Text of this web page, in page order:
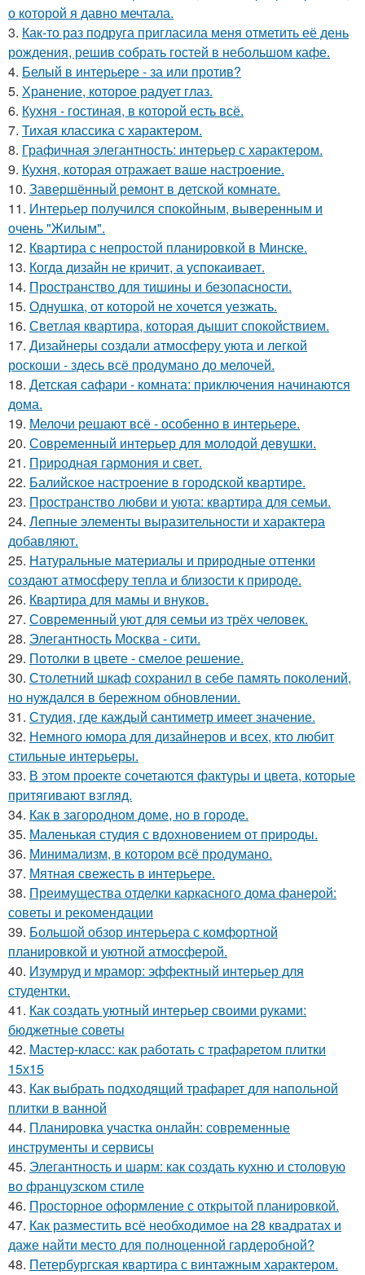
о которой я давно мечтала.
3. Как-то раз подруга пригласила меня отметить её день
рождения, решив собрать гостей в небольшом кафе.
4. Белый в интерьере - за или против?
5. Хранение, которое радует глаз.
6. Кухня - гостиная, в которой есть всё.
7. Тихая классика с характером.
8. Графичная элегантность: интерьер с характером.
9. Кухня, которая отражает ваше настроение.
10. Завершённый ремонт в детской комнате.
11. Интерьер получился спокойным, выверенным и
очень "Жилым".
12. Квартира с непростой планировкой в Минске.
13. Когда дизайн не кричит, а успокаивает.
14. Пространство для тишины и безопасности.
15. Однушка, от которой не хочется уезжать.
16. Светлая квартира, которая дышит спокойствием.
17. Дизайнеры создали атмосферу уюта и легкой
роскоши - здесь всё продумано до мелочей.
18. Детская сафари - комната: приключения начинаются
дома.
19. Мелочи решают всё - особенно в интерьере.
20. Современный интерьер для молодой девушки.
21. Природная гармония и свет.
22. Балийское настроение в городской квартире.
23. Пространство любви и уюта: квартира для семьи.
24. Лепные элементы выразительности и характера
добавляют.
25. Натуральные материалы и природные оттенки
создают атмосферу тепла и близости к природе.
26. Квартира для мамы и внуков.
27. Современный уют для семьи из трёх человек.
28. Элегантность Москва - сити.
29. Потолки в цвете - смелое решение.
30. Столетний шкаф сохранил в себе память поколений,
но нуждался в бережном обновлении.
31. Студия, где каждый сантиметр имеет значение.
32. Немного юмора для дизайнеров и всех, кто любит
стильные интерьеры.
33. В этом проекте сочетаются фактуры и цвета, которые
притягивают взгляд.
34. Как в загородном доме, но в городе.
35. Маленькая студия с вдохновением от природы.
36. Минимализм, в котором всё продумано.
37. Мятная свежесть в интерьере.
38. Преимущества отделки каркасного дома фанерой:
советы и рекомендации
39. Большой обзор интерьера с комфортной
планировкой и уютной атмосферой.
40. Изумруд и мрамор: эффектный интерьер для
студентки.
41. Как создать уютный интерьер своими руками:
бюджетные советы
42. Мастер-класс: как работать с трафаретом плитки
15х15
43. Как выбрать подходящий трафарет для напольной
плитки в ванной
44. Планировка участка онлайн: современные
инструменты и сервисы
45. Элегантность и шарм: как создать кухню и столовую
во французском стиле
46. Просторное оформление с открытой планировкой.
47. Как разместить всё необходимое на 28 квадратах и
даже найти место для полноценной гардеробной?
48. Петербургская квартира с винтажным характером.